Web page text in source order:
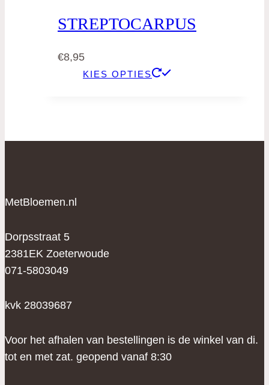
STREPTOCARPUS
€8,95
KIES OPTIES
MetBloemen.nl
Dorpsstraat 5
2381EK Zoeterwoude
071-5803049
kvk 28039687
Voor het afhalen van bestellingen is de winkel van di.
tot en met zat. geopend vanaf 8:30